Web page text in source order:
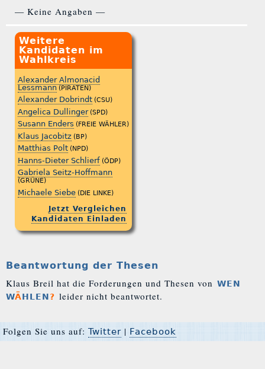
— Keine Angaben —
Weitere
Kandidaten im
Wahlkreis
Alexander Almonacid
Lessmann (PIRATEN)
Alexander Dobrindt (CSU)
Angelica Dullinger (SPD)
Susann Enders (FREIE WÄHLER)
Klaus Jacobitz (BP)
Matthias Polt (NPD)
Hanns-Dieter Schlierf (ÖDP)
Gabriela Seitz-Hoffmann
(GRÜNE)
Michaele Siebe (DIE LINKE)
Jetzt Vergleichen
Kandidaten Einladen
Beantwortung der Thesen
Klaus Breil hat die Forderungen und Thesen von WEN
WÄHLEN? leider nicht beantwortet.
Folgen Sie uns auf: Twitter | Facebook